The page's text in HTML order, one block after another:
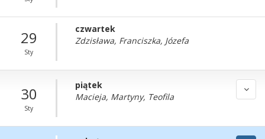
29
Sty
czwartek
Zdzisława, Franciszka, Józefa
30
Sty
piątek
Macieja, Martyny, Teofila